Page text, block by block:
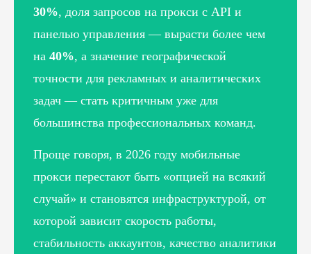
30%, доля запросов на прокси с API и
панелью управления — вырасти более чем
на 40%, а значение географической
точности для рекламных и аналитических
задач — стать критичным уже для
большинства профессиональных команд.
Проще говоря, в 2026 году мобильные
прокси перестают быть «опцией на всякий
случай» и становятся инфраструктурой, от
которой зависит скорость работы,
стабильность аккаунтов, качество аналитики